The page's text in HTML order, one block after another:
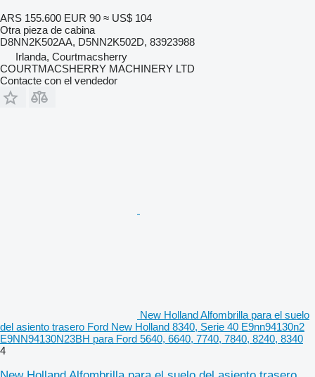
ARS 155.600 EUR 90 ≈ US$ 104
Otra pieza de cabina
D8NN2K502AA, D5NN2K502D, 83923988
Irlanda, Courtmacsherry
COURTMACSHERRY MACHINERY LTD
Contacte con el vendedor
New Holland Alfombrilla para el suelo
del asiento trasero Ford New Holland 8340, Serie 40 E9nn94130n2
E9NN94130N23BH para Ford 5640, 6640, 7740, 7840, 8240, 8340
4